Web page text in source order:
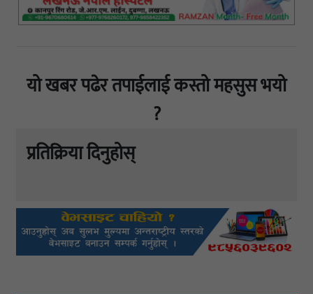
यो खबर पढेर तपाईलाई कस्तो महसुस भयो
?
प्रतिक्रिया दिनुहोस्